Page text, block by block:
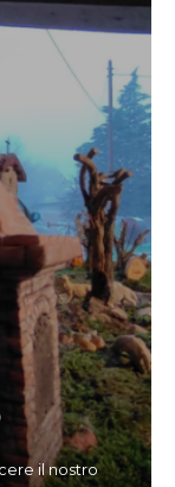
il nostro